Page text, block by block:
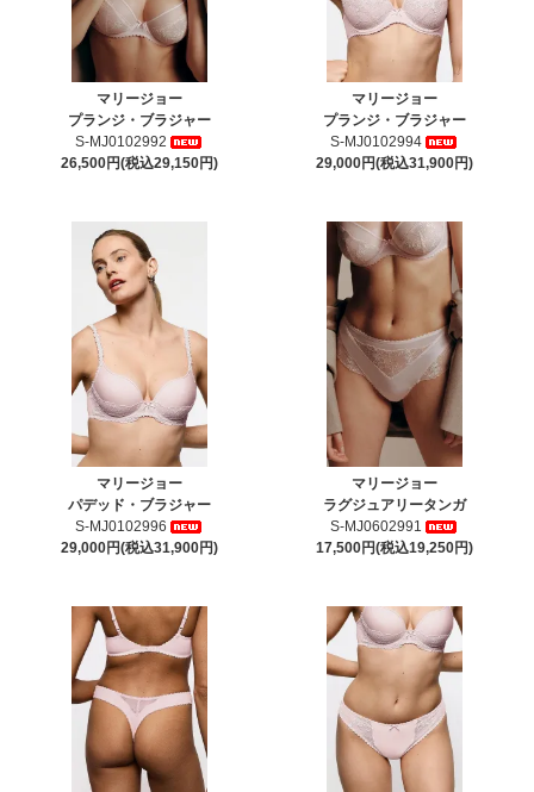
マリージョー
プランジ・ブラジャー
S-MJ0102992
26,500円(税込29,150円)
マリージョー
プランジ・ブラジャー
S-MJ0102994
29,000円(税込31,900円)
マリージョー
パデッド・ブラジャー
S-MJ0102996
29,000円(税込31,900円)
マリージョー
ラグジュアリータンガ
S-MJ0602991
17,500円(税込19,250円)